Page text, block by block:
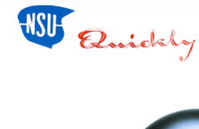
Bildergalerie überspringen